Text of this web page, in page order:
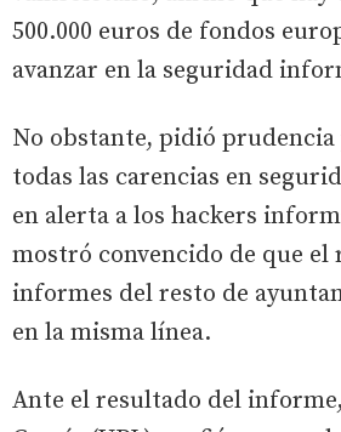
500.000 euros de fondos
avanzar en la seguridad
No obstante, pidió
todas las carencias en
en alerta a los hackers
mostró convencido de que el
informes del resto de
en la misma línea.
Ante el resultado del